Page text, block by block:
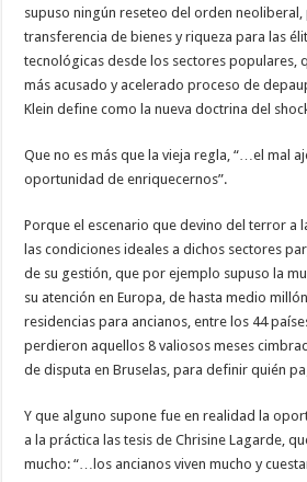
supuso ningún reseteo del orden
transferencia de bienes y riqueza para las
tecnológicas desde los sectores populares,
más acusado y acelerado proceso de
Klein define como la nueva doctrina del
Que no es más que la vieja regla, “…el mal
oportunidad de enriquecernos”.
Porque el escenario que devino del terror a
las condiciones ideales a dichos sectores
de su gestión, que por ejemplo supuso la
su atención en Europa, de hasta medio
residencias para ancianos, entre los 44
perdieron aquellos 8 valiosos meses
de disputa en Bruselas, para definir quién
Y que alguno supone fue en realidad la
a la práctica las tesis de Chrisine Lagarde,
mucho: “…los ancianos viven mucho y